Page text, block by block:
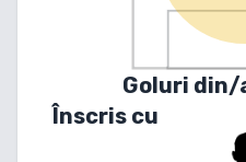
Goluri din/
Înscris cu